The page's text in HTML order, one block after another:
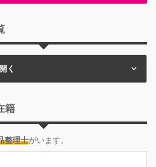
く
籍
整理士がいます。